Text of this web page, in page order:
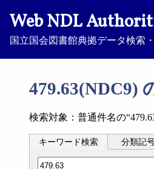
Web NDL
国立国会図書館典拠データ検索
479.63(NDC9)
検索対象：普通件名の
キーワード検索 分類記
分類記号検索